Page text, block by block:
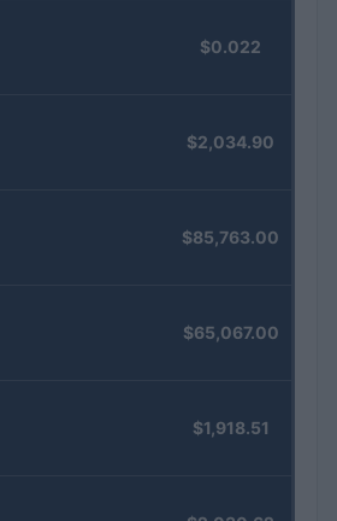
$0.022
$2,034.90
$85,763.00
$65,067.00
$1,918.51